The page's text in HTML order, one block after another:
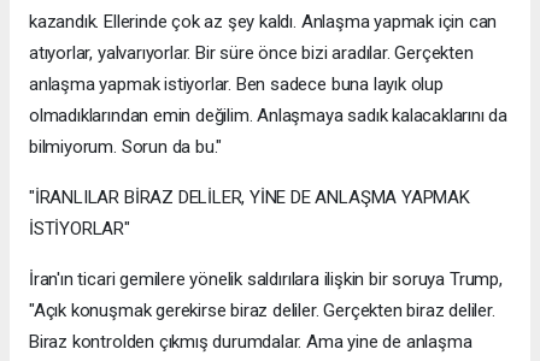
kazandık. Ellerinde çok az şey kaldı. Anlaşma yapmak için can
atıyorlar, yalvarıyorlar. Bir süre önce bizi aradılar. Gerçekten
anlaşma yapmak istiyorlar. Ben sadece buna layık olup
olmadıklarından emin değilim. Anlaşmaya sadık kalacaklarını da
bilmiyorum. Sorun da bu."
"İRANLILAR BİRAZ DELİLER, YİNE DE ANLAŞMA YAPMAK
İSTİYORLAR"
İran'ın ticari gemilere yönelik saldırılara ilişkin bir soruya Trump,
"Açık konuşmak gerekirse biraz deliler. Gerçekten biraz deliler.
Biraz kontrolden çıkmış durumdalar. Ama yine de anlaşma